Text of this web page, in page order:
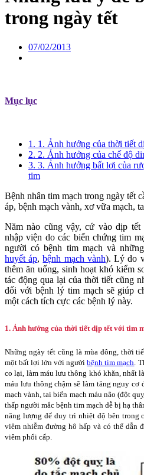
trong ngày tết
07/02/2013
Mục lục
1. 1. Ảnh hưởng của thời tiết
2. 2. Ảnh hưởng của chế độ
3. 3. Ảnh hưởng bất lợi của
tim
Bệnh nhân tim mạch trong ngày tết
áp, bệnh mạch vành, xơ vữa mạch,
Năm nào cũng vậy, cứ vào dịp
nhập viện do các biến chứng tim
người có bệnh tim mạch và
huyết áp,bệnh mạch vành). Lý do
thêm ăn uống, sinh hoạt khó kiểm
tác động qua lại của thời tiết cũng
đối với bệnh lý tim mạch sẽ giúp
một cách tích cực các bệnh lý này.
1. Ảnh hưởng của thời tiết dịp tết với tim
Những ngày tết cũng là mùa đông, thời
một bất lợi lớn với ngườibệnh tim mạch.
co lại, làm máu lưu thông khó khăn, nhất
máu lưu thông chậm sẽ làm tăng nguy cơ
mạch vành, tai biến mạch máu não (đột
thấp người mắc bệnh tim mạch dễ bị hạ
năng lượng để duy trì nhiệt độ bên trong
viêm nhiễm đường hô hấp và có thể dẫn
viêm phổi cấp.